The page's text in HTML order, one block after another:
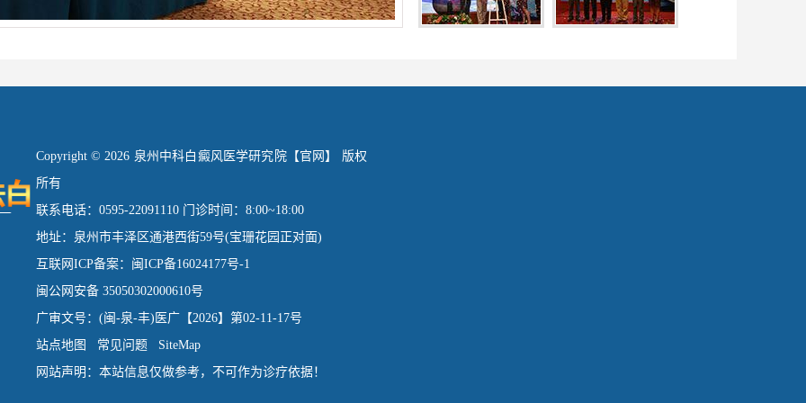
Copyright © 2026 泉州中科白癜风医学研究院【官网】 版权
所有
联系电话：0595-22091110 门诊时间：8:00~18:00
地址：泉州市丰泽区通港西街59号(宝珊花园正对面)
互联网ICP备案：闽ICP备16024177号-1
闽公网安备 35050302000610号
广审文号：(闽-泉-丰)医广【2026】第02-11-17号
站点地图
常见问题
SiteMap
网站声明：本站信息仅做参考，不可作为诊疗依据！